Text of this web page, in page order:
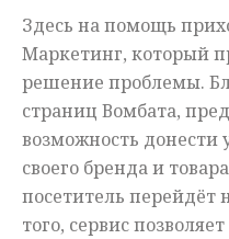
Здесь на помощь
Маркетинг, который
решение проблемы.
страниц Вомбата,
возможность
своего бренда и
посетитель перейдёт
того, сервис